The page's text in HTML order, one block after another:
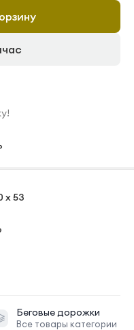
х 53
Беговые дорожки
Все товары категории